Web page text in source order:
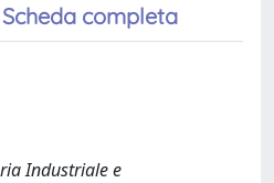
Scheda completa
Industriale e